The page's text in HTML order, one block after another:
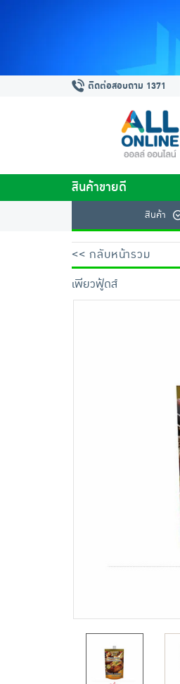
ติดต่อสอบถาม 1371
สินค้าขายดี
สินค้า
<< กลับหน้ารวม
เพียวฟู้ดส์